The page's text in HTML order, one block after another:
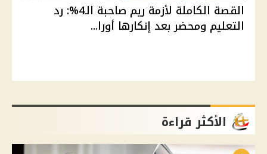
القصة الكاملة لأزمة ريم صاحبة الـ4%: رد
التعليم ومحضر بعد إنكارها أورا...
الأكثر قراءة